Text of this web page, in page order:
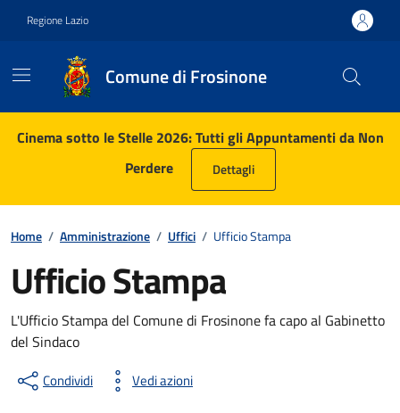
Regione Lazio
Comune di Frosinone
Contenuti in evidenza
Cinema sotto le Stelle 2026: Tutti gli Appuntamenti da Non
Perdere
Dettagli
Home / Amministrazione / Uffici / Ufficio Stampa
Ufficio Stampa
L'Ufficio Stampa del Comune di Frosinone fa capo al Gabinetto
del Sindaco
Condividi Vedi azioni